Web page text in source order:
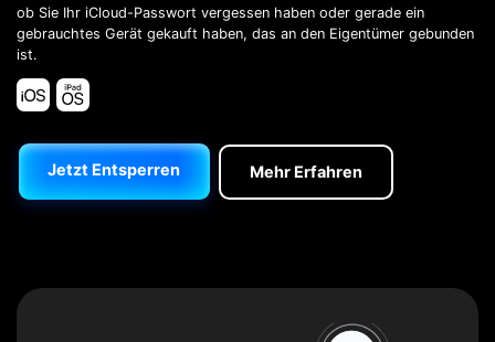
ob Sie Ihr iCloud-Passwort vergessen haben oder gerade ein
gebrauchtes Gerät gekauft haben, das an den Eigentümer gebunden
ist.
Jetzt Entsperren Mehr Erfahren